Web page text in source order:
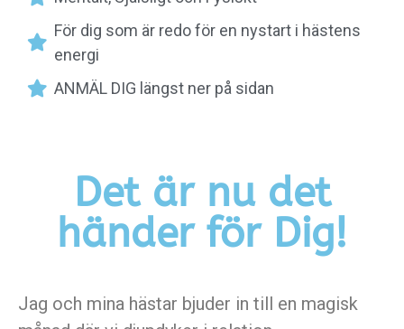
För dig som är redo för en nystart i hästens
energi
ANMÄL DIG längst ner på sidan
Det är nu det
händer för Dig!
Jag och mina hästar bjuder in till en magisk